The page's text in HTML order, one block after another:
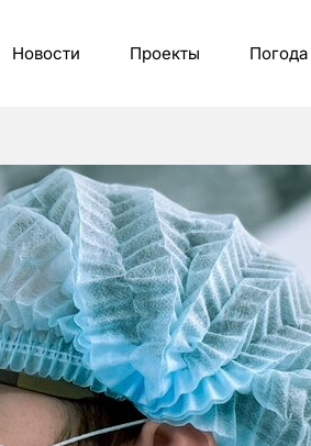
Новости Проекты Погода